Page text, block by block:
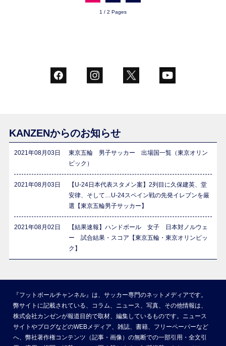
1 / 2 Pages
KANZENからのお知らせ
2021年08月03日
東京五輪 男子サッカー 出場国一覧（東京オリン
ピック）
2021年08月03日
【U-24日本代表スタメン案】2列目に久保建英、堂
安律、そして…U-24スペイン戦の先発イレブンを厳
選【東京五輪男子サッカー】
2021年08月02日
【結果速報】ハンドボール 女子 日本対ノルウェ
ー 試合結果・スコア【東京五輪・東京オリンピッ
ク】
『フットボールチャンネル』は、サッカー専門のネットメディアです。
弊サイトに記載されている、コラム、ニュース、写真、その他情報は、
株式会社カンゼンが報道目的で取材、編集しているものです。ニュース
サイトやブログなどのWEBメディア、雑誌、書籍、フリーペーパーなど
へ、弊社著作権コンテンツ（記事・画像）の無断での一部引用・全文引